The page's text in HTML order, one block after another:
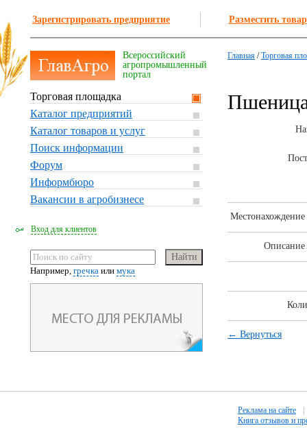
Зарегистрировать предприятие Разместить
Всероссийский
агропромышленный
портал
Торговая площадка
Каталог предприятий
Каталог товаров и услуг
Поиск информации
Форум
Информбюро
Вакансии в агробизнесе
Вход для клиентов
Например, гречка или мука
Главная /Торговая
Местонахождение
Описание
← Вернуться
Реклама на сайте
Книга отзывов и